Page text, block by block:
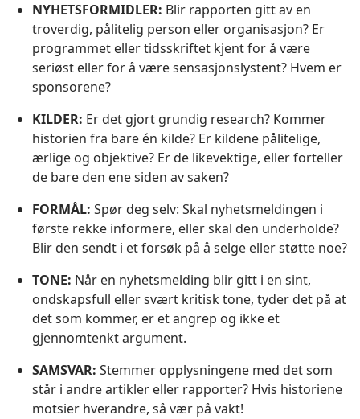
NYHETSFORMIDLER: Blir rapporten gitt av en
troverdig, pålitelig person eller organisasjon? Er
programmet eller tidsskriftet kjent for å være
seriøst eller for å være sensasjonslystent? Hvem er
sponsorene?
KILDER: Er det gjort grundig research? Kommer
historien fra bare én kilde? Er kildene pålitelige,
ærlige og objektive? Er de likevektige, eller forteller
de bare den ene siden av saken?
FORMÅL: Spør deg selv: Skal nyhetsmeldingen i
første rekke informere, eller skal den underholde?
Blir den sendt i et forsøk på å selge eller støtte noe?
TONE: Når en nyhetsmelding blir gitt i en sint,
ondskapsfull eller svært kritisk tone, tyder det på at
det som kommer, er et angrep og ikke et
gjennomtenkt argument.
SAMSVAR: Stemmer opplysningene med det som
står i andre artikler eller rapporter? Hvis historiene
motsier hverandre, så vær på vakt!